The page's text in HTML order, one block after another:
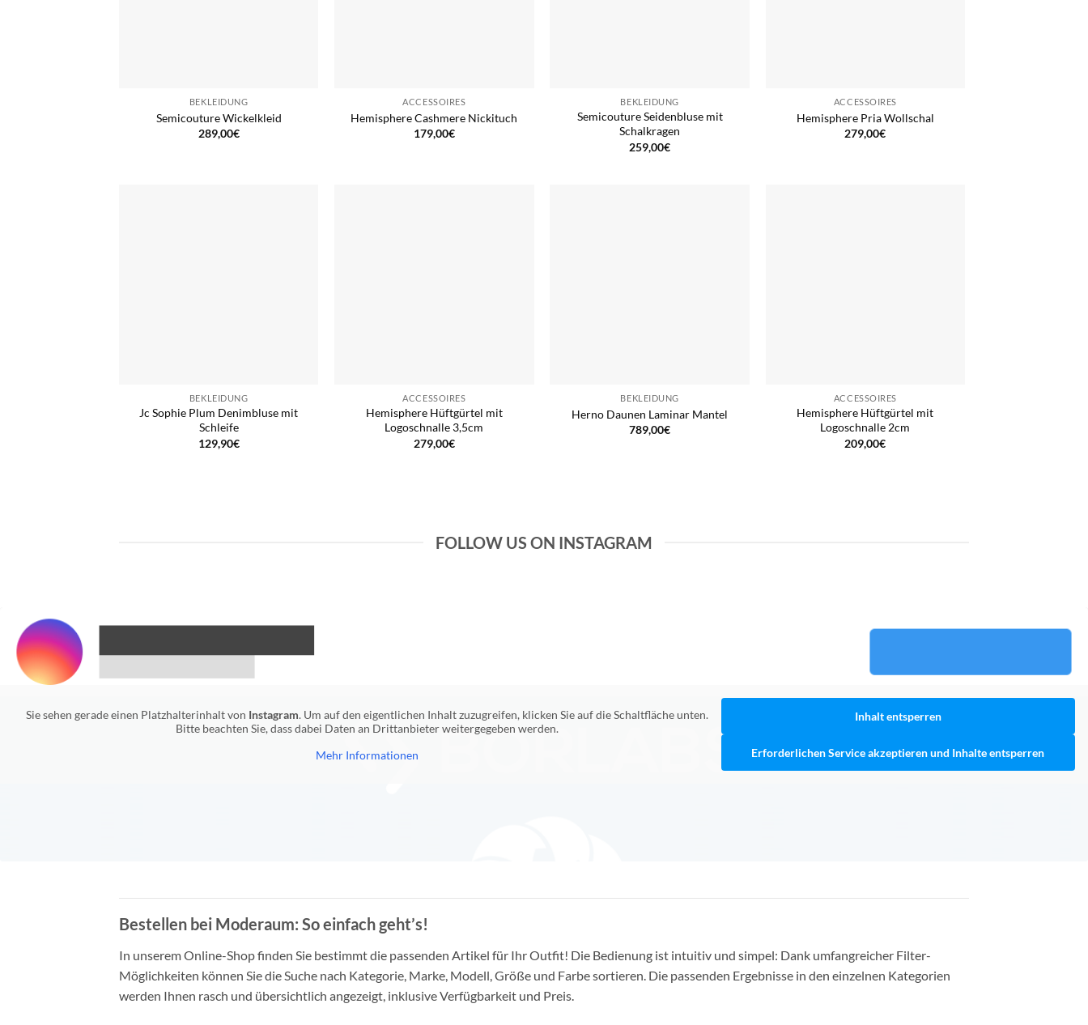
BEKLEIDUNG
Semicouture Wickelkleid
289,00€
ACCESSOIRES
Hemisphere Cashmere Nickituch
179,00€
BEKLEIDUNG
Semicouture Seidenbluse mit
Schalkragen
259,00€
ACCESSOIRES
Hemisphere Pria Wollschal
279,00€
BEKLEIDUNG
Jc Sophie Plum Denimbluse mit
Schleife
129,90€
ACCESSOIRES
Hemisphere Hüftgürtel mit
Logoschnalle 3,5cm
279,00€
BEKLEIDUNG
Herno Daunen Laminar Mantel
789,00€
ACCESSOIRES
Hemisphere Hüftgürtel mit
Logoschnalle 2cm
209,00€
FOLLOW US ON INSTAGRAM
Sie sehen gerade einen Platzhalterinhalt von Instagram. Um auf den eigentlichen Inhalt zuzugreifen, klicken Sie auf die Schaltfläche unten.
Bitte beachten Sie, dass dabei Daten an Drittanbieter weitergegeben werden.
Mehr Informationen
Inhalt entsperren
Erforderlichen Service akzeptieren und Inhalte entsperren
Bestellen bei Moderaum: So einfach geht’s!
In unserem Online-Shop finden Sie bestimmt die passenden Artikel für Ihr Outfit! Die Bedienung ist intuitiv und simpel: Dank umfangreicher Filter-
Möglichkeiten können Sie die Suche nach Kategorie, Marke, Modell, Größe und Farbe sortieren. Die passenden Ergebnisse in den einzelnen Kategorien
werden Ihnen rasch und übersichtlich angezeigt, inklusive Verfügbarkeit und Preis.